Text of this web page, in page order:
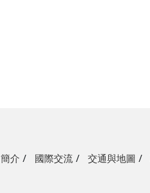
簡介 國際交流 交通與地圖